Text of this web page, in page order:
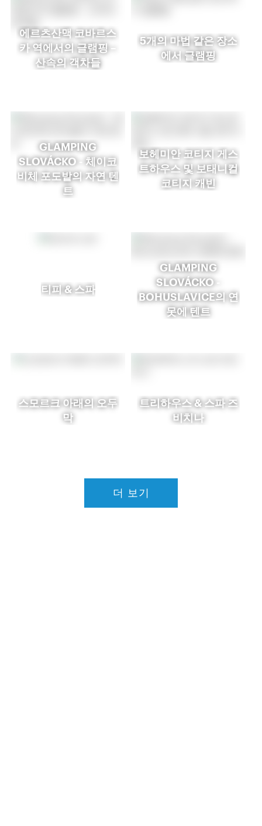
에르츠산맥 코바르스
카 역에서의 글램핑 –
산속의 객차들
5개의 마법 같은 장소
에서 글램핑
GLAMPING
SLOVÁCKO - 체이코
비체 포도밭의 자연 텐
트
보헤미안 코티지 게스
트하우스 및 보태니컬
코티지 캐빈
티피 & 스파
GLAMPING
SLOVÁCKO -
BOHUSLAVICE의 연
못에 텐트
스모르크 아래의 오두
막
트리하우스 & 스파 즈
비치나
더 보기